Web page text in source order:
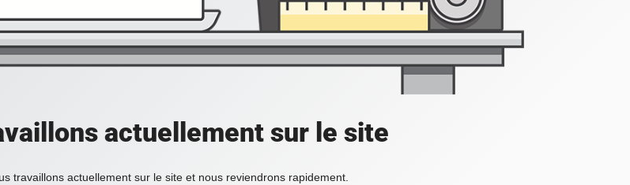
actuellement sur le site
travaillons actuellement sur le site et nous reviendrons rapidement.